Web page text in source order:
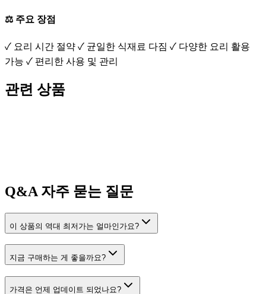
⚖️ 주요 장점
✓ 요리 시간 절약 ✓ 균일한 식재료 다짐 ✓ 다양한 요리 활용
가능 ✓ 편리한 사용 및 관리
관련 상품
Q&A 자주 묻는 질문
이 상품의 역대 최저가는 얼마인가요?
지금 구매하는 게 좋을까요?
가격은 언제 업데이트 되었나요?